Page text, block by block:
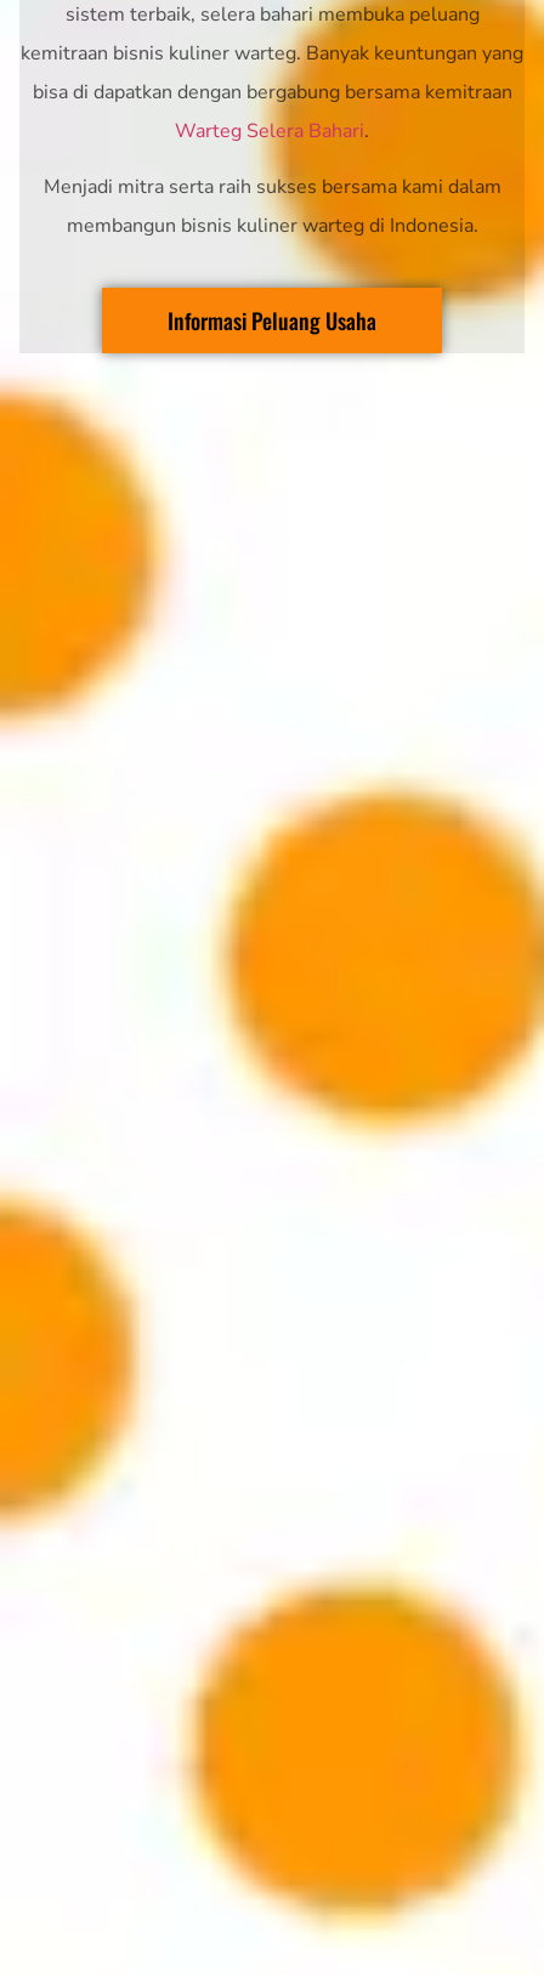
sistem terbaik, selera bahari membuka peluang
kemitraan bisnis kuliner warteg. Banyak keuntungan yang
bisa di dapatkan dengan bergabung bersama kemitraan
Warteg Selera Bahari.
Menjadi mitra serta raih sukses bersama kami dalam
membangun bisnis kuliner warteg di Indonesia.
Informasi Peluang Usaha